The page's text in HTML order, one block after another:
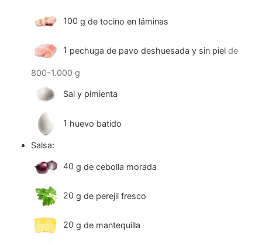
100 g de tocino en láminas
1 pechuga de pavo deshuesada y sin piel de
800-1.000 g
Sal y pimienta
1 huevo batido
Salsa:
40 g de cebolla morada
20 g de perejil fresco
20 g de mantequilla